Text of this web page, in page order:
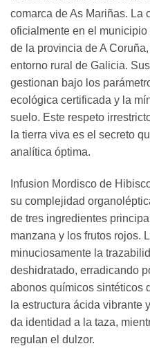
comarca de As Mariñas. La
oficialmente en el
de la provincia de A
entorno rural de Galicia.
gestionan bajo los
ecológica certificada y la
suelo. Este respeto
la tierra viva es el secreto
analítica óptima.
Infusion Mordisco de
su complejidad
de tres ingredientes
manzana y los frutos rojos.
minuciosamente la
deshidratado, erradicando
abonos químicos sintéticos
la estructura ácida vibrante
da identidad a la taza,
regulan el dulzor.